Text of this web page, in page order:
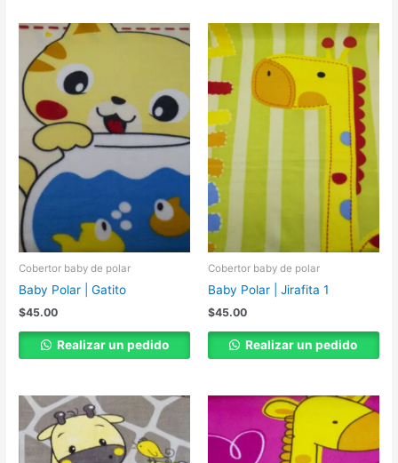
Cobertor baby de polar
Baby Polar | Gatito
$45.00
Realizar un pedido
Cobertor baby de polar
Baby Polar | Jirafita 1
$45.00
Realizar un pedido